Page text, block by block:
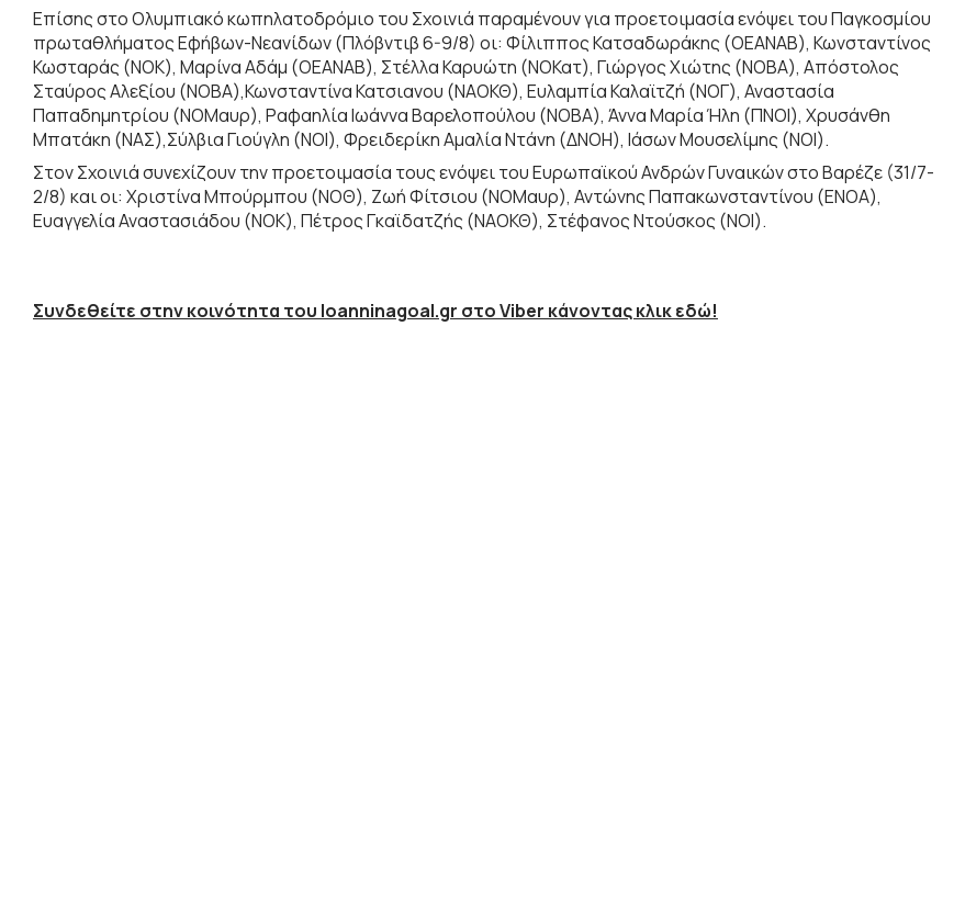
Επίσης στο Ολυμπιακό κωπηλατοδρόμιο του Σχοινιά παραμένουν για προετοιμασία ενόψει του Παγκοσμίου
πρωταθλήματος Εφήβων-Νεανίδων (Πλόβντιβ 6-9/8) οι: Φίλιππος Κατσαδωράκης (ΟΕΑΝΑΒ), Κωνσταντίνος
Κωσταράς (ΝΟΚ), Μαρίνα Αδάμ (ΟΕΑΝΑΒ), Στέλλα Καρυώτη (ΝΟΚατ), Γιώργος Χιώτης (ΝΟΒΑ), Απόστολος
Σταύρος Αλεξίου (ΝΟΒΑ),Κωνσταντίνα Κατσιανου (ΝΑΟΚΘ), Ευλαμπία Καλαϊτζή (ΝΟΓ), Αναστασία
Παπαδημητρίου (ΝΟΜαυρ), Ραφαηλία Ιωάννα Βαρελοπούλου (ΝΟΒΑ), Άννα Μαρία Ήλη (ΠΝΟΙ), Χρυσάνθη
Μπατάκη (ΝΑΣ),Σύλβια Γιούγλη (ΝΟΙ), Φρειδερίκη Αμαλία Ντάνη (ΔΝΟΗ), Ιάσων Μουσελίμης (ΝΟΙ).
Στον Σχοινιά συνεχίζουν την προετοιμασία τους ενόψει του Ευρωπαϊκού Ανδρών Γυναικών στο Βαρέζε (31/7-
2/8) και οι: Χριστίνα Μπούρμπου (ΝΟΘ), Ζωή Φίτσιου (ΝΟΜαυρ), Αντώνης Παπακωνσταντίνου (ΕΝΟΑ),
Ευαγγελία Αναστασιάδου (ΝΟΚ), Πέτρος Γκαϊδατζής (ΝΑΟΚΘ), Στέφανος Ντούσκος (ΝΟΙ).
Συνδεθείτε στην κοινότητα του Ioanninagoal.gr στο Viber κάνοντας κλικ εδώ!